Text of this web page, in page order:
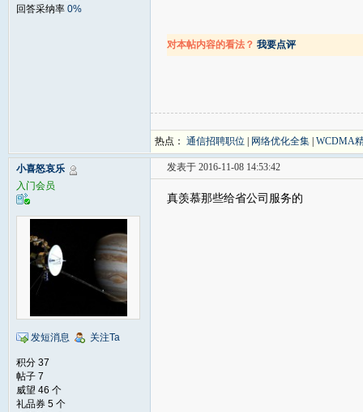
回答采纳率 0%
对本帖内容的看法？ 我要点评
热点： 通信招聘职位 网络优化全集 WCDMA
小喜怒哀乐
入门会员
发短消息 关注Ta
积分 37
帖子 7
威望 46 个
礼品券 5 个
发表于 2016-11-08 14:53:42
真羡慕那些给省公司服务的